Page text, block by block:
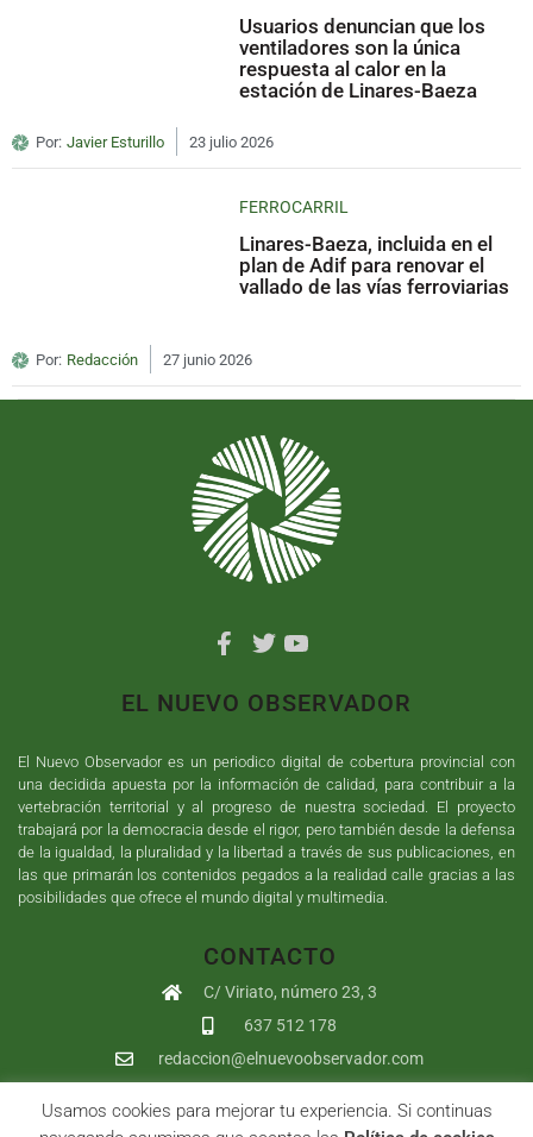
Usuarios denuncian que los
ventiladores son la única
respuesta al calor en la
estación de Linares-Baeza
Por: Javier Esturillo 23 julio 2026
FERROCARRIL
Linares-Baeza, incluida en el
plan de Adif para renovar el
vallado de las vías ferroviarias
Por: Redacción 27 junio 2026
EL NUEVO OBSERVADOR
El Nuevo Observador es un periodico digital de cobertura provincial con
una decidida apuesta por la información de calidad, para contribuir a la
vertebración territorial y al progreso de nuestra sociedad. El proyecto
trabajará por la democracia desde el rigor, pero también desde la defensa
de la igualdad, la pluralidad y la libertad a través de sus publicaciones, en
las que primarán los contenidos pegados a la realidad calle gracias a las
posibilidades que ofrece el mundo digital y multimedia.
CONTACTO
C/ Viriato, número 23, 3
637 512 178
redaccion@elnuevoobservador.com
Copyright ©2026 El Nuevo Observador | Sumurdigital Diseño web
Usamos cookies para mejorar tu experiencia. Si continuas